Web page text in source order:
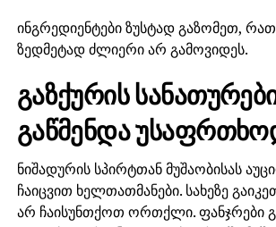
ინგრედიენტები ზუსტად გაზომეთ,
ზედმეტად ძლიერი არ გამოვიდეს.
გაზქურის
გაწმენდა
ნიშადურის სპირტთან მუშაობისას
ჩაიცვით ხელთათმანები. სახეზე
არ ჩაისუნთქოთ ორთქლი. ფანჯრები